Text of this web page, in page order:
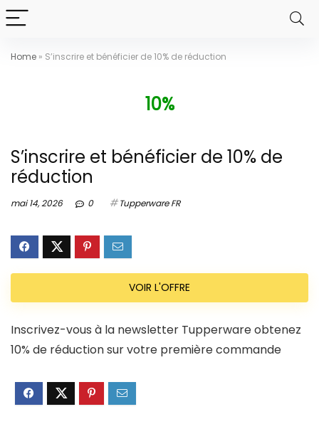
Home » S’inscrire et bénéficier de 10% de réduction
10%
S’inscrire et bénéficier de 10% de
réduction
mai 14, 2026 0 Tupperware FR
VOIR L'OFFRE
Inscrivez-vous à la newsletter Tupperware obtenez
10% de réduction sur votre première commande